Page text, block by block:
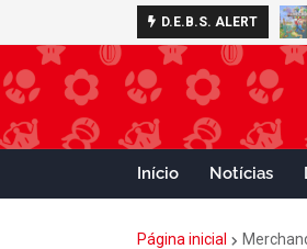
D.E.B.S. ALERT
Início Notícias
Página inicial